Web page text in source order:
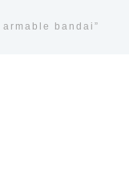
bandai”